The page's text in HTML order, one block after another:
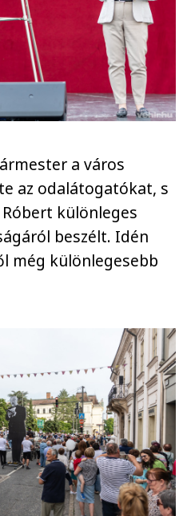
a város
az odalátogatókat, s
különleges
beszélt. Idén
még különlegesebb